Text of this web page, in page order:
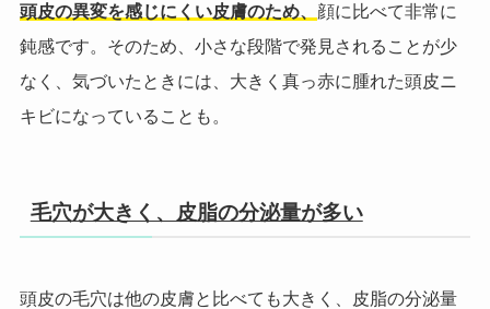
頭皮の異変を感じにくい皮膚のため、 顔に比べて非常に
鈍感です。 そのため、小さな段階で発見されることが少
なく、気づいたときには、大きく真っ赤に腫れた頭皮ニ
キビになっていることも。
毛穴が大きく、皮脂の分泌量が多い
頭皮の毛穴は他の皮膚と比べても大きく、皮脂の分泌量